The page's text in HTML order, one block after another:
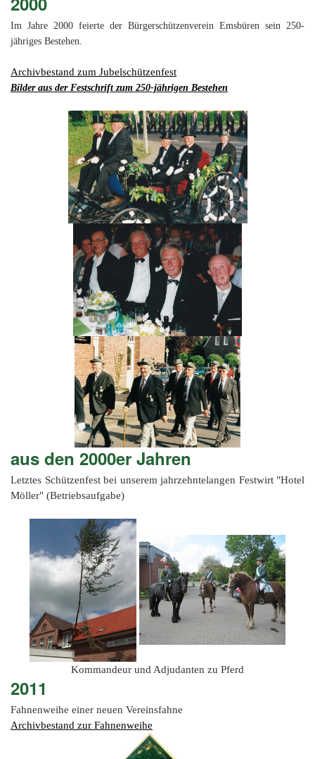
Im Jahre 2000 feierte der Bürgerschützenverein Emsbüren sein 250-
jähriges Bestehen.
Archivbestand zum Jubelschützenfest
Bilder aus der Festschrift zum 250-jährigen Bestehen
aus den 2000er Jahren
Letztes Schützenfest bei unserem jahrzehntelangen Festwirt "Hotel
Möller" (Betriebsaufgabe)
Kommandeur und Adjudanten zu Pferd
2011
Fahnenweihe einer neuen Vereinsfahne
Archivbestand zur Fahnenweihe